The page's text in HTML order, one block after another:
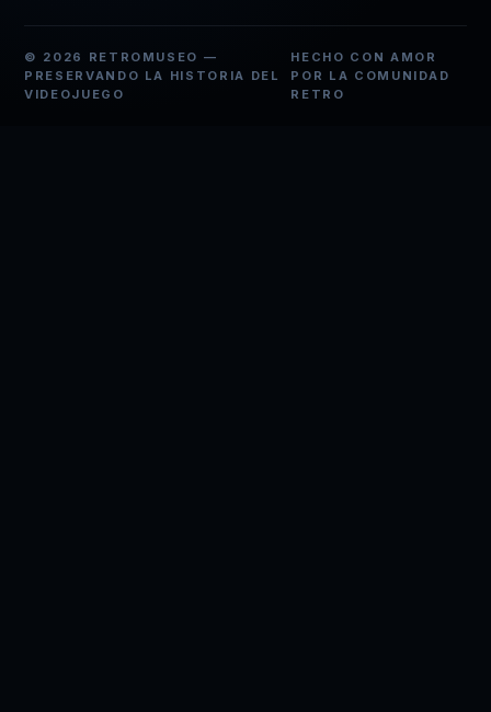
© 2026 RETROMUSEO —
PRESERVANDO LA HISTORIA DEL
VIDEOJUEGO
HECHO CON AMOR
POR LA COMUNIDAD
RETRO